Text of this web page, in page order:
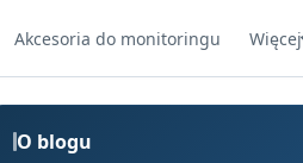
Akcesoria do monitoringu Więcej
O blogu